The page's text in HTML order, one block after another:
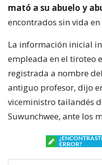
mató a su abuelo y
encontrados sin vida
La información inicial
empleada en el tiroteo
registrada a nombre
antiguo profesor, dijo
viceministro tailandés
Suwunchwee, ante los
ERROR?